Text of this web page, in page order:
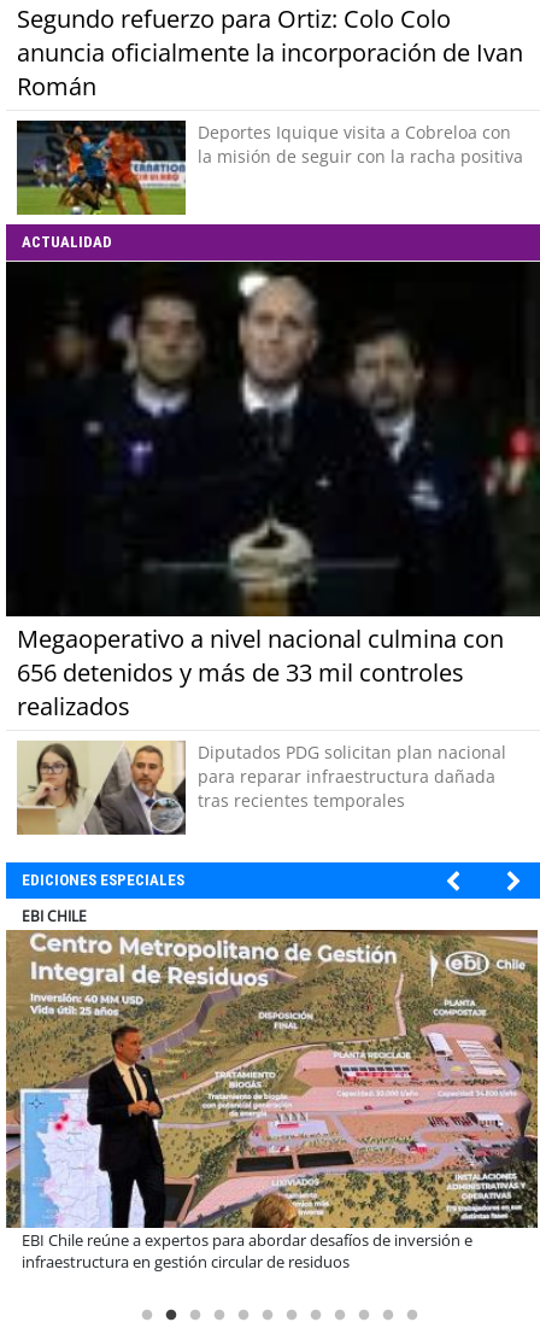
Segundo refuerzo para Ortiz: Colo Colo
anuncia oficialmente la incorporación de Ivan
Román
Deportes Iquique visita a Cobreloa con
la misión de seguir con la racha positiva
ACTUALIDAD
Megaoperativo a nivel nacional culmina con
656 detenidos y más de 33 mil controles
realizados
Diputados PDG solicitan plan nacional
para reparar infraestructura dañada
tras recientes temporales
EDICIONES ESPECIALES
SOPRAVAL
Más de 1.600 alumnos han sido parte de programa Súper Sano de
Sopraval en lo que va del año